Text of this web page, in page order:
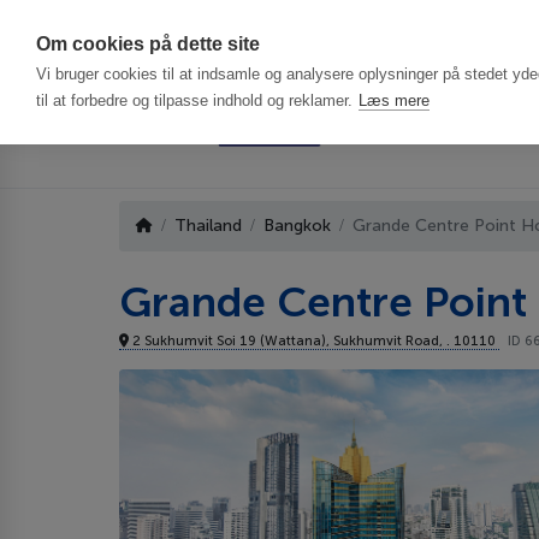
Om cookies på dette site
Vi bruger cookies til at indsamle og analysere oplysninger på stedet
til at forbedre og tilpasse indhold og reklamer. Læs mere
Thailand Bangkok Grande Centre Point
Grande Centre
2 Sukhumvit Soi 19 (Wattana), Sukhumvit Road, . 10110 ID